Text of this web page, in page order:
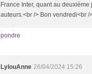
France Inter, quant au
auteurs.<br /> Bon vendredi<br /
LylouAnne 26/04/2024 15:26